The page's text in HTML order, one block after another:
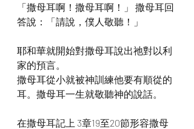
「撒母耳啊！撒母耳啊！」 撒母耳回
答說：「請說，僕人敬聽！」
耶和華就開始對撒母耳說出祂對以利
家的預言。
撒母耳從小就被神訓練他要有順從的
耳。撒母耳一生就敬聽神的說話。
在撒母耳記上 3章19至20節形容撒母